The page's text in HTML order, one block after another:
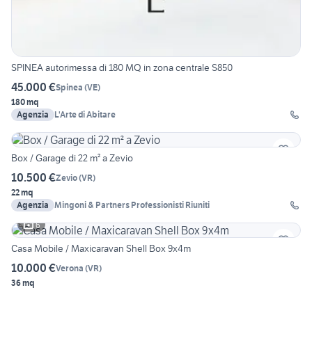
SPINEA autorimessa di 180 MQ in zona centrale S850
45.000 €Spinea (VE)
180 mq
Agenzia
L'Arte di Abitare
Box / Garage di 22 m² a Zevio
10.500 €Zevio(VR)
22 mq
Agenzia Mingoni & Partners Professionisti Riuniti
6
Casa Mobile / Maxicaravan Shell Box 9x4m
10.000 €Verona (VR)
36 mq